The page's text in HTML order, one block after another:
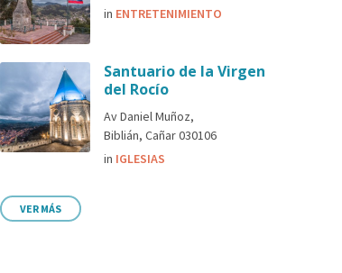
in ENTRETENIMIENTO
Santuario de la Virgen
del Rocío
Av Daniel Muñoz,
Biblián, Cañar 030106
in IGLESIAS
VER MÁS